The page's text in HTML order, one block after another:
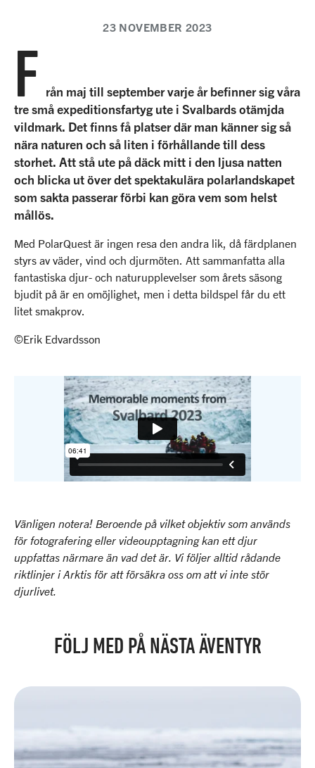
23 NOVEMBER 2023
F rån maj till september varje år befinner sig våra
tre små expeditionsfartyg ute i Svalbards otämjda
vildmark. Det finns få platser där man känner sig så
nära naturen och så liten i förhållande till dess
storhet. Att stå ute på däck mitt i den ljusa natten
och blicka ut över det spektakulära polarlandskapet
som sakta passerar förbi kan göra vem som helst
mållös.
Med PolarQuest är ingen resa den andra lik, då färdplanen
styrs av väder, vind och djurmöten. Att sammanfatta alla
fantastiska djur- och naturupplevelser som årets säsong
bjudit på är en omöjlighet, men i detta bildspel får du ett
litet smakprov.
©Erik Edvardsson
Vänligen notera! Beroende på vilket objektiv som används
för fotografering eller videoupptagning kan ett djur
uppfattas närmare än vad det är. Vi följer alltid rådande
riktlinjer i Arktis för att försäkra oss om att vi inte stör
djurlivet.
FÖLJ MED PÅ NÄSTA ÄVENTYR